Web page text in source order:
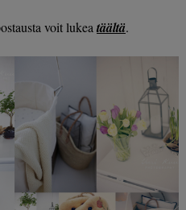
voit lukeatäältä.